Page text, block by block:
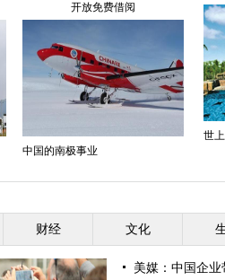
开放免费借阅
中国的南极事业
世
财经 文化
美媒：中国企